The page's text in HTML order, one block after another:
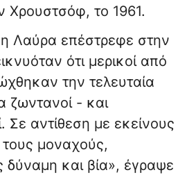
Χρουστσόφ, το 1961.
Λαύρα επέστρεφε στην
ότι μερικοί από
την τελευταία
ζωντανοί - και
Σε αντίθεση με εκείνους
μοναχούς,
δύναμη και βία», έγραψε